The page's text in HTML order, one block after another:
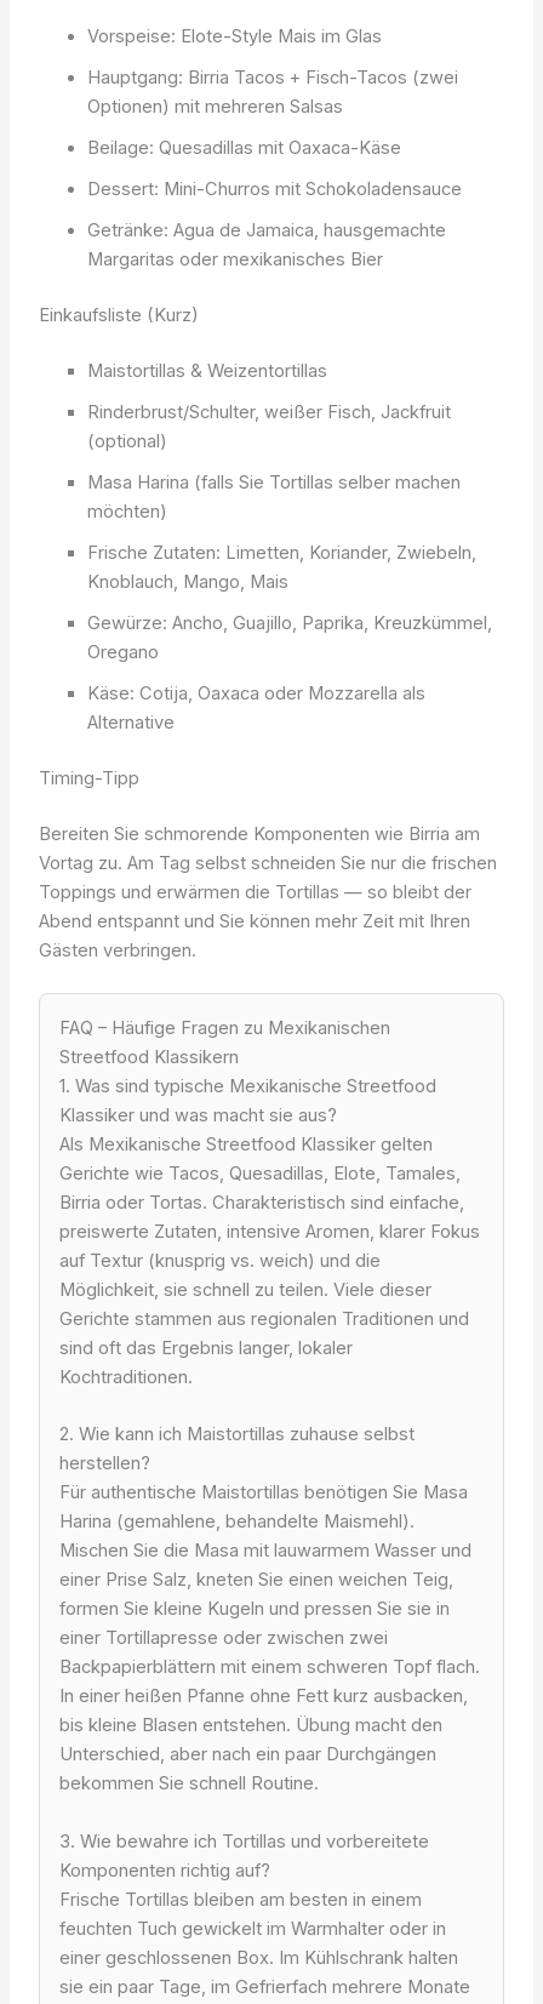
Vorspeise: Elote-Style Mais im Glas
Hauptgang: Birria Tacos + Fisch-Tacos (zwei
Optionen) mit mehreren Salsas
Beilage: Quesadillas mit Oaxaca-Käse
Dessert: Mini-Churros mit Schokoladensauce
Getränke: Agua de Jamaica, hausgemachte
Margaritas oder mexikanisches Bier
Einkaufsliste (Kurz)
Maistortillas & Weizentortillas
Rinderbrust/Schulter, weißer Fisch, Jackfruit
(optional)
Masa Harina (falls Sie Tortillas selber machen
möchten)
Frische Zutaten: Limetten, Koriander, Zwiebeln,
Knoblauch, Mango, Mais
Gewürze: Ancho, Guajillo, Paprika, Kreuzkümmel,
Oregano
Käse: Cotija, Oaxaca oder Mozzarella als
Alternative
Timing-Tipp
Bereiten Sie schmorende Komponenten wie Birria am
Vortag zu. Am Tag selbst schneiden Sie nur die frischen
Toppings und erwärmen die Tortillas — so bleibt der
Abend entspannt und Sie können mehr Zeit mit Ihren
Gästen verbringen.
FAQ – Häufige Fragen zu Mexikanischen
Streetfood Klassikern
1. Was sind typische Mexikanische Streetfood
Klassiker und was macht sie aus?
Als Mexikanische Streetfood Klassiker gelten
Gerichte wie Tacos, Quesadillas, Elote, Tamales,
Birria oder Tortas. Charakteristisch sind einfache,
preiswerte Zutaten, intensive Aromen, klarer Fokus
auf Textur (knusprig vs. weich) und die
Möglichkeit, sie schnell zu teilen. Viele dieser
Gerichte stammen aus regionalen Traditionen und
sind oft das Ergebnis langer, lokaler
Kochtraditionen.
2. Wie kann ich Maistortillas zuhause selbst
herstellen?
Für authentische Maistortillas benötigen Sie Masa
Harina (gemahlene, behandelte Maismehl).
Mischen Sie die Masa mit lauwarmem Wasser und
einer Prise Salz, kneten Sie einen weichen Teig,
formen Sie kleine Kugeln und pressen Sie sie in
einer Tortillapresse oder zwischen zwei
Backpapierblättern mit einem schweren Topf flach.
In einer heißen Pfanne ohne Fett kurz ausbacken,
bis kleine Blasen entstehen. Übung macht den
Unterschied, aber nach ein paar Durchgängen
bekommen Sie schnell Routine.
3. Wie bewahre ich Tortillas und vorbereitete
Komponenten richtig auf?
Frische Tortillas bleiben am besten in einem
feuchten Tuch gewickelt im Warmhalter oder in
einer geschlossenen Box. Im Kühlschrank halten
sie ein paar Tage, im Gefrierfach mehrere Monate